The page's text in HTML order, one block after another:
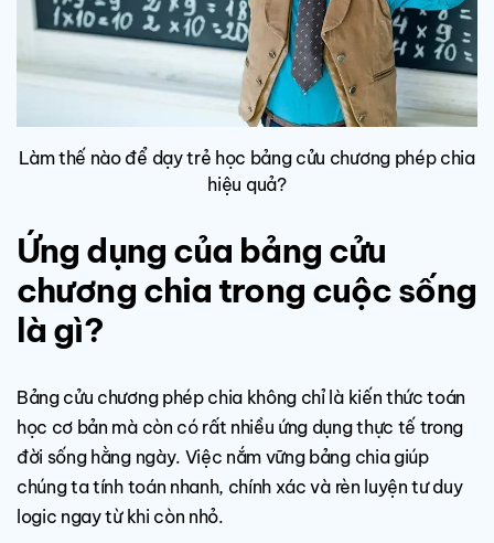
Làm thế nào để dạy trẻ học bảng cửu chương phép chia
hiệu quả?
Ứng dụng của bảng cửu
chương chia trong cuộc sống
là gì?
Bảng cửu chương phép chia không chỉ là kiến thức toán
học cơ bản mà còn có rất nhiều ứng dụng thực tế trong
đời sống hằng ngày. Việc nắm vững bảng chia giúp
chúng ta tính toán nhanh, chính xác và rèn luyện tư duy
logic ngay từ khi còn nhỏ.